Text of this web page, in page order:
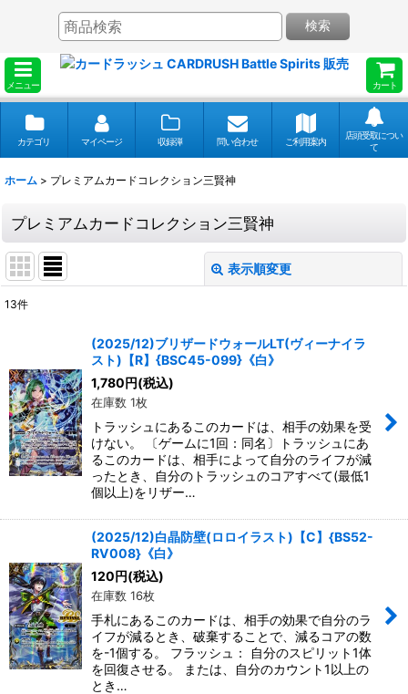
メニュー カート
検索
カテゴリ マイページ 収録弾 問い合わせ ご利用案内
店頭受取につい
て
ホーム > プレミアムカードコレクション三賢神
プレミアムカードコレクション三賢神
表示順変更
並び順:
絞り込む
13件
(2025/12)ブリザードウォールLT(ヴィーナイラ
スト)【R】{BSC45-099}《白》
1,780円(税込)
在庫数 1枚
トラッシュにあるこのカードは、相手の効果を受
けない。 〔ゲームに1回：同名〕トラッシュにあ
るこのカードは、相手によって自分のライフが減
ったとき、自分のトラッシュのコアすべて(最低1
個以上)をリザー…
(2025/12)白晶防壁(ロロイラスト)【C】{BS52-
RV008}《白》
120円(税込)
在庫数 16枚
手札にあるこのカードは、相手の効果で自分のラ
イフが減るとき、破棄することで、減るコアの数
を-1個する。 フラッシュ： 自分のスピリット1体
を回復させる。 または、自分のカウント1以上の
とき…